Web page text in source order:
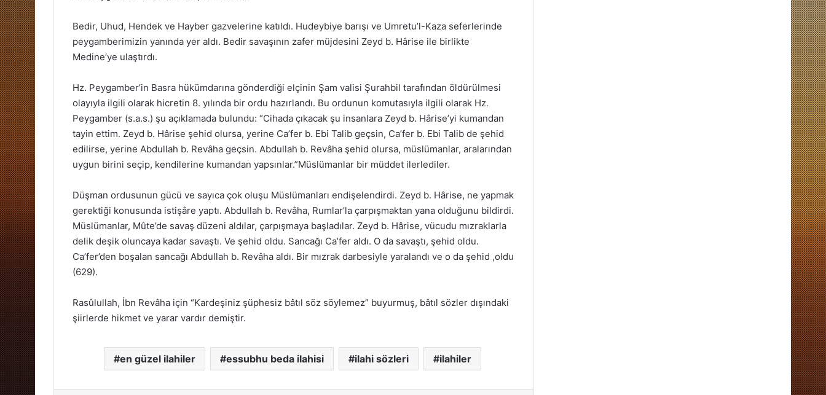
Bedir, Uhud, Hendek ve Hayber gazvelerine katıldı. Hudeybiye barışı ve Umretu’l-Kaza seferlerinde
peygamberimizin yanında yer aldı. Bedir savaşının zafer müjdesini Zeyd b. Hârise ile birlikte
Medine’ye ulaştırdı.
Hz. Peygamber’in Basra hükümdarına gönderdiği elçinin Şam valisi Şurahbil tarafından öldürülmesi
olayıyla ilgili olarak hicretin 8. yılında bir ordu hazırlandı. Bu ordunun komutasıyla ilgili olarak Hz.
Peygamber (s.a.s.) şu açıklamada bulundu: “Cihada çıkacak şu insanlara Zeyd b. Hârise’yi kumandan
tayin ettim. Zeyd b. Hârise şehid olursa, yerine Ca’fer b. Ebi Talib geçsin, Ca’fer b. Ebi Talib de şehid
edilirse, yerine Abdullah b. Revâha geçsin. Abdullah b. Revâha şehid olursa, müslümanlar, aralarından
uygun birini seçip, kendilerine kumandan yapsınlar.”Müslümanlar bir müddet ilerlediler.
Düşman ordusunun gücü ve sayıca çok oluşu Müslümanları endişelendirdi. Zeyd b. Hârise, ne yapmak
gerektiği konusunda istişâre yaptı. Abdullah b. Revâha, Rumlar’la çarpışmaktan yana olduğunu bildirdi.
Müslümanlar, Mûte’de savaş düzeni aldılar, çarpışmaya başladılar. Zeyd b. Hârise, vücudu mızraklarla
delik deşik oluncaya kadar savaştı. Ve şehid oldu. Sancağı Ca’fer aldı. O da savaştı, şehid oldu.
Ca’fer’den boşalan sancağı Abdullah b. Revâha aldı. Bir mızrak darbesiyle yaralandı ve o da şehid ,oldu
(629).
Rasûlullah, İbn Revâha için “Kardeşiniz şüphesiz bâtıl söz söylemez” buyurmuş, bâtıl sözler dışındaki
şiirlerde hikmet ve yarar vardır demiştir.
en güzel ilahiler essubhu beda ilahisi ilahi sözleri ilahiler